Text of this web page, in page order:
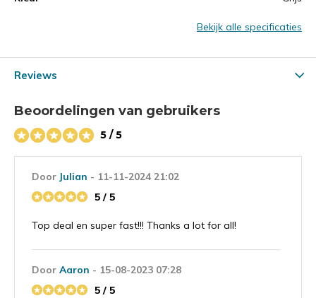
Bekijk alle specificaties
Reviews
Beoordelingen van gebruikers
5 / 5
Door Julian - 11-11-2024 21:02
5 / 5
Top deal en super fast!!! Thanks a lot for all!
Door Aaron - 15-08-2023 07:28
5 / 5